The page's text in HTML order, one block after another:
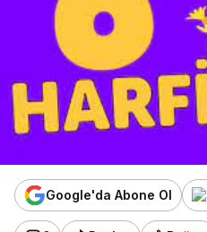
Google'da Abone Ol